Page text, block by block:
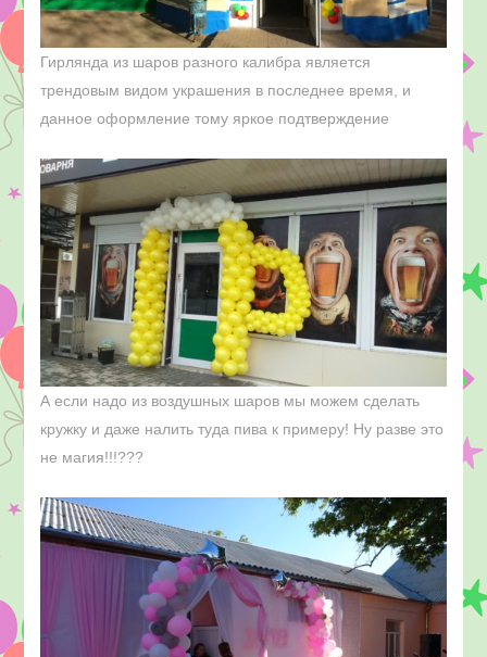
Гирлянда из шаров разного калибра является
трендовым видом украшения в последнее время, и
данное оформление тому яркое подтверждение
А если надо из воздушных шаров мы можем сделать
кружку и даже налить туда пива к примеру! Ну разве это
не магия!!!???